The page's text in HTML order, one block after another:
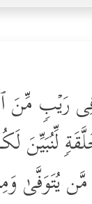
فِی رَیۡبࣲ
لِّنُبَیِّنَ
یُتَوَفَّىٰ